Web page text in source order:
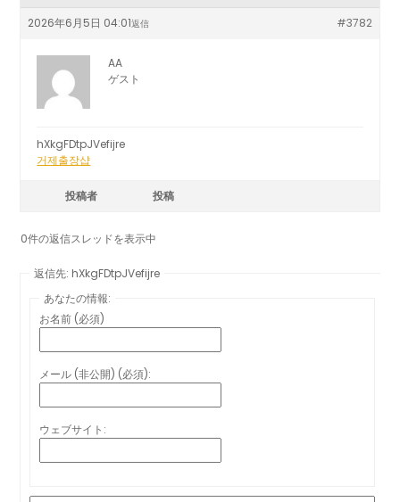
2026年6月5日 04:01 #3782
返信
AA
ゲスト
hXkgFDtpJVefijre
거제출장샵
投稿者 投稿
0件の返信スレッドを表示中
返信先: hXkgFDtpJVefijre
あなたの情報:
お名前 (必須)
メール (非公開) (必須):
ウェブサイト: